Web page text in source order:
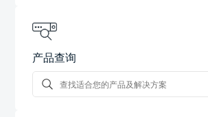
产品查询